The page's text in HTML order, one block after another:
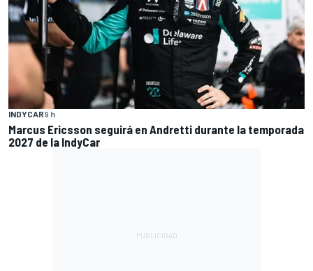
INDYCAR9 h
Marcus Ericsson seguirá en Andretti durante la temporada
2027 de la IndyCar